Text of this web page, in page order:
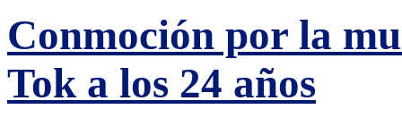
Conmoción por la
Tok a los 24 años